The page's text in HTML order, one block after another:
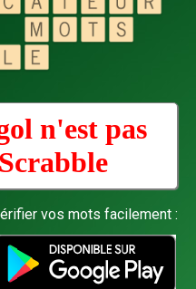
n'est pas
Scrabble
vos mots facilement :